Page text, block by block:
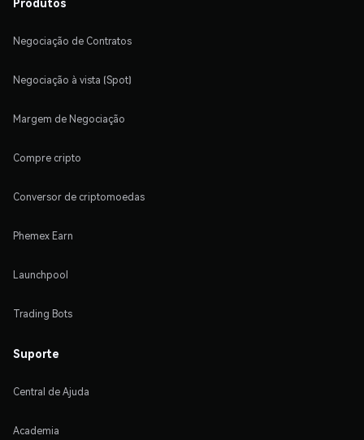
Negociação de Contratos
Negociação à vista (Spot)
Margem de Negociação
Compre cripto
Conversor de criptomoedas
Phemex Earn
Launchpool
Trading Bots
Suporte
Central de Ajuda
Academia